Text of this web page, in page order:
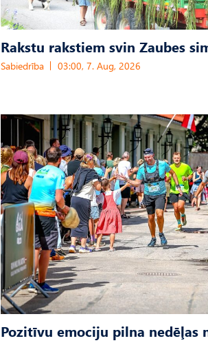
Rakstu rakstiem svin Zaubes
Sabiedrība 03:00, 7. Aug, 2026
Pozitīvu emociju pilna nedēļas